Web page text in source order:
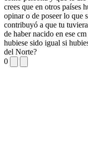
crees que en otros países
opinar o de poseer lo que
contribuyó a que tu
de haber nacido en ese
hubiese sido igual si
del Norte?
0